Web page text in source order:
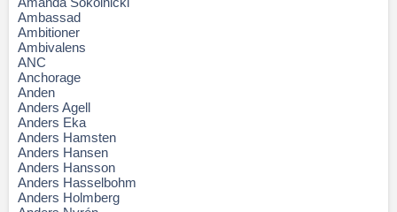
Ambassad
Ambitioner
Ambivalens
ANC
Anchorage
Anden
Anders Agell
Anders Eka
Anders Hamsten
Anders Hansen
Anders Hansson
Anders Hasselbohm
Anders Holmberg